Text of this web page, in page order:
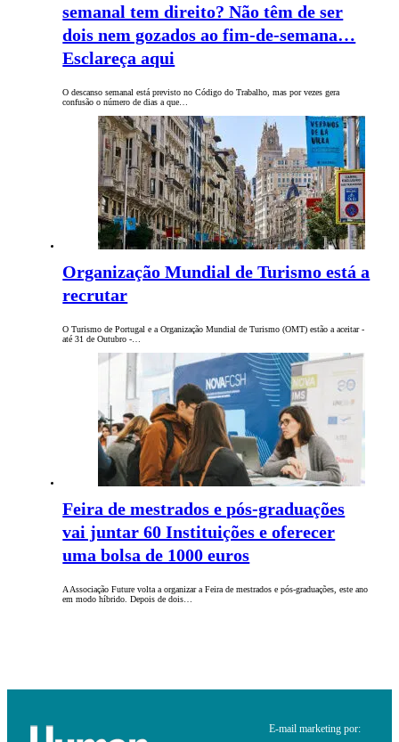
semanal tem direito? Não têm de ser
dois nem gozados ao fim-de-semana…
Esclareça aqui
O descanso semanal está previsto no Código do Trabalho, mas por vezes gera
confusão o número de dias a que…
Organização Mundial de Turismo está a
recrutar
O Turismo de Portugal e a Organização Mundial de Turismo (OMT) estão a aceitar -
até 31 de Outubro -…
Feira de mestrados e pós-graduações
vai juntar 60 Instituições e oferecer
uma bolsa de 1000 euros
A Associação Future volta a organizar a Feira de mestrados e pós-graduações, este ano
em modo híbrido. Depois de dois…
E-mail marketing por: